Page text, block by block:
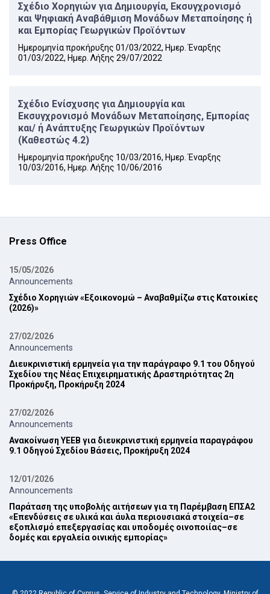
Σχέδιο Χορηγιών για Δημιουργία, Εκσυγχρονισμό
και Ψηφιακή Αναβάθμιση Μονάδων Μεταποίησης ή
και Εμπορίας Γεωργικών Προϊόντων
Ημερομηνία προκήρυξης 01/03/2022, Ημερ. Έναρξης
01/03/2022, Ημερ. Λήξης 29/07/2022
Σχέδιο Ενίσχυσης για Δημιουργία και
Εκσυγχρονισμό Μονάδων Μεταποίησης, Εμπορίας
και/ ή Ανάπτυξης Γεωργικών Προϊόντων
(Καθεστώς 4.2)
Ημερομηνία προκήρυξης 10/03/2016, Ημερ. Έναρξης
10/03/2016, Ημερ. Λήξης 10/06/2016
Press Office
15/05/2026
Announcements
Σχέδιο Χορηγιών «Εξοικονομώ – Αναβαθμίζω στις Κατοικίες
(2026)»
27/02/2026
Announcements
Διευκρινιστική ερμηνεία για την παράγραφο 9.1 του Οδηγού
Σχεδίου της Νέας ‎Επιχειρηματικής Δραστηριότητας 2η
Προκήρυξη, Προκήρυξη 2024‎
27/02/2026
Announcements
Ανακοίνωση ΥΕΕΒ για διευκρινιστική ερμηνεία παραγράφου
9.1 Οδηγού Σχεδίου Βάσεις, Προκήρυξη 2024‎
12/01/2026
Announcements
Παράταση της υποβολής αιτήσεων για τη Παρέμβαση ΕΠ‎ΣΑ2
‎«Επενδύσεις σε υλικά και άυλα περιουσιακά στοιχεία–σε
εξοπλισμό επεξεργασίας και ‎υποδομές οινοποιίας–σε
δομές και εργαλεία οινικής εμπορίας»‎